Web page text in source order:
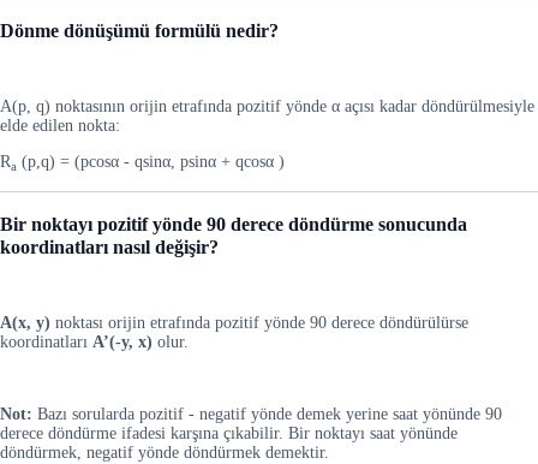
Dönme dönüşümü formülü nedir?
A(p, q) noktasının orijin etrafında pozitif yönde α açısı kadar döndürülmesiyle
elde edilen nokta:
Ra (p,q) = (pcosα - qsinα, psinα + qcosα )
Bir noktayı pozitif yönde 90 derece döndürme sonucunda
koordinatları nasıl değişir?
A(x, y) noktası orijin etrafında pozitif yönde 90 derece döndürülürse
koordinatları A’(-y, x) olur.
Not: Bazı sorularda pozitif - negatif yönde demek yerine saat yönünde 90
derece döndürme ifadesi karşına çıkabilir. Bir noktayı saat yönünde
döndürmek, negatif yönde döndürmek demektir.